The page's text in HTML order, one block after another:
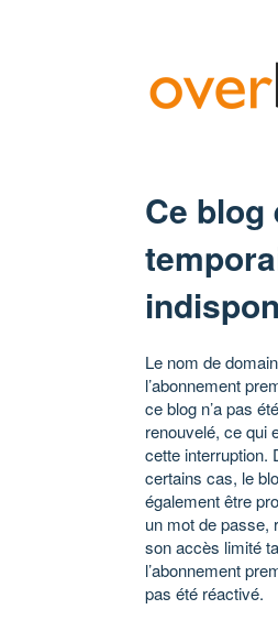
Ce blog
Le nom de
l’abonnement
ce blog n’a pas été
renouvelé, ce qui
cette interruption.
certains cas, le
également être
un mot de passe,
son accès limité
l’abonnement
pas été réactivé.